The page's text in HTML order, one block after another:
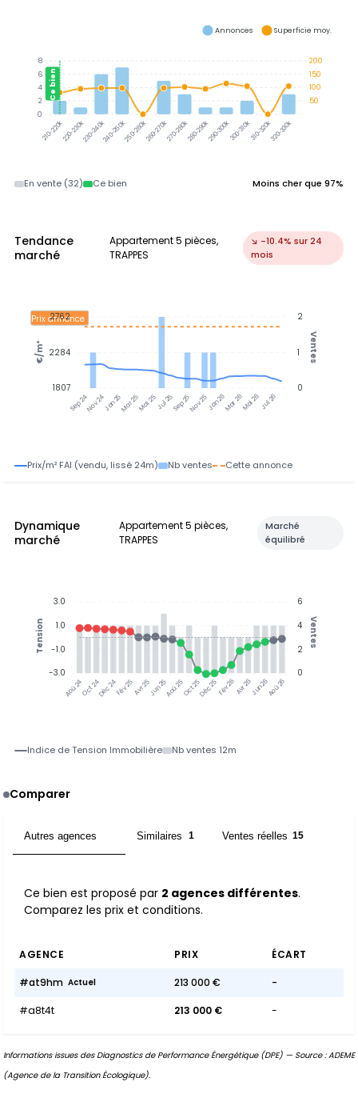
210-220k220-230k230-240k240-250k250-260k260-270k270-280k280-290k290-300k300-310k310-320k320-330k
Ce bien
200
150
100
50
8
6
4
2
0
Annonces Superficie moy.
En vente (32) Ce bien Moins cher que 97%
Tendance
marché
Appartement 5 pièces,
TRAPPES
↘ -10.4% sur 24
mois
Sep 24Nov 24Jan 25Mar 25Mai 25Jul 25Sep 25Nov 25Jan 26Mar 26Mai 26Jul 26
Prix annonce 2
1
0
Ventes
2762
2284
1807
€/m²
Prix/m² FAI (vendu, lissé 24m) Nb ventes Cette annonce
Dynamique
marché
Appartement 5 pièces,
TRAPPES
Marché
équilibré
Aoû 24Oct 24Déc 24Fév 25Avr 25Jun 25Aoû 25Oct 25Déc 25Fév 26Avr 26Jun 26Aoû 26
6
4
2
0
Ventes
3.0
1.0
-1.0
-3.0
Tension
Indice de Tension Immobilière Nb ventes 12m
Comparer
Autres agences Similaires 1 Ventes réelles 15
Ce bien est proposé par 2 agences différentes.
Comparez les prix et conditions.
AGENCE PRIX ÉCART
#at9hm Actuel 213 000 € -
#a8t4t 213 000 € -
Informations issues des Diagnostics de Performance Énergétique (DPE) — Source : ADEME
(Agence de la Transition Écologique).